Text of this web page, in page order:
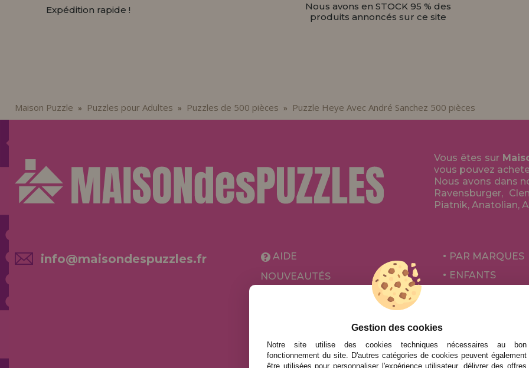
Expédition rapide !
Nous avons en STOCK 95 % des
produits annoncés sur ce site
Maison Puzzle » Puzzles pour Adultes » Puzzles de 500 pièces » Puzzle Heye Avec André Sanchez 500 pièces
Vous êtes sur
vous pouvez
Nous avons dans
Ravensburger,
Piatnik, Anatolian,
info@maisondespuzzles.fr
AIDE
NOUVEAUTÉS
PROMOTIONS ET OFFRES
PAR MARQUES
ENFANTS
JEUX DE
Gestion des cookies
Notre site utilise des cookies techniques nécessaires au bon
fonctionnement du site. D'autres catégories de cookies peuvent également
être utilisées pour personnaliser l'expérience utilisateur, délivrer des offres